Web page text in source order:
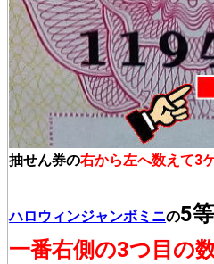
抽せん券の右から左へ数えて3
ハロウィンジャンボミニの5等
一番右側の3つ目の